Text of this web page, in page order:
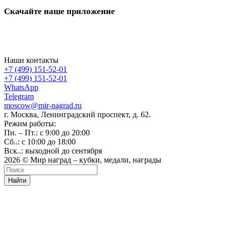
Скачайте наше приложение
Наши контакты
+7 (499) 151-52-01
+7 (499) 151-52-01
WhatsApp
Telegram
moscow@mir-nagrad.ru
г. Москва, Ленинградский проспект, д. 62.
Режим работы:
Пн. – Пт.: с 9:00 до 20:00
Сб..: с 10:00 до 18:00
Вск..: выходной до сентября
2026 © Мир наград – кубки, медали, награды
Найти